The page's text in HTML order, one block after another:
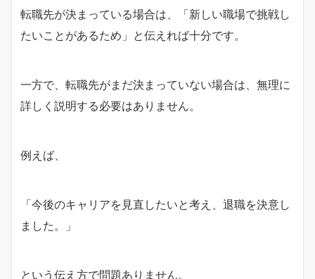
転職先が決まっている場合は、「新しい職場で挑戦し
たいことがあるため」と伝えれば十分です。
一方で、転職先がまだ決まっていない場合は、無理に
詳しく説明する必要はありません。
例えば、
「今後のキャリアを見直したいと考え、退職を決意し
ました。」
という伝え方で問題ありません。